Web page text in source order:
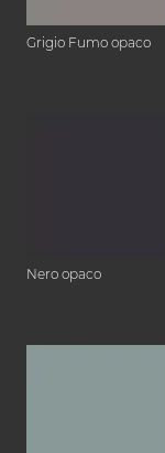
Grigio Fumo opaco
Nero opaco